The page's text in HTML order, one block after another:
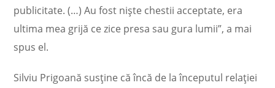
publicitate. (…) Au fost niște chestii acceptate, era
ultima mea grijă ce zice presa sau gura lumii”, a mai
spus el.
Silviu Prigoană susține că încă de la începutul relației